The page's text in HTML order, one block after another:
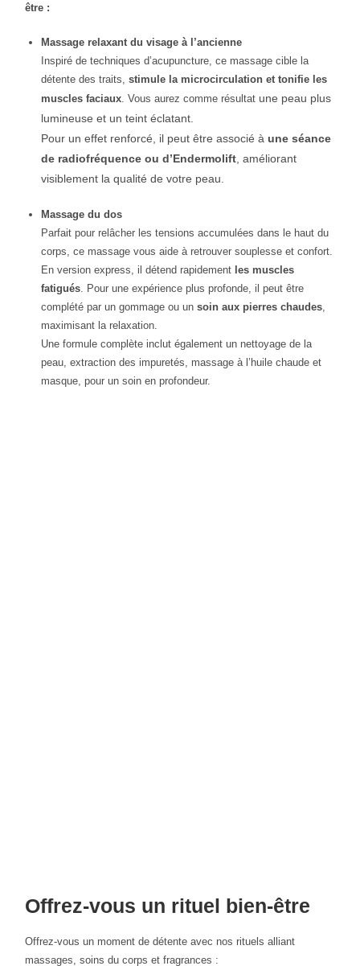
être :
Massage relaxant du visage à l’ancienne
Inspiré de techniques d’acupuncture, ce massage cible la
détente des traits,stimule la microcirculation et tonifie les
muscles faciaux . Vous aurez comme résultat une peau plus
lumineuse et un teint éclatant.
Pour un effet renforcé, il peut être associé à une séance
de radiofréquence ou d’Endermolift , améliorant
visiblement la qualité de votre peau.
Massage du dos
Parfait pour relâcher les tensions accumulées dans le haut du
corps, ce massage vous aide à retrouver souplesse et confort.
En version express, il détend rapidement les muscles
fatigués . Pour une expérience plus profonde, il peut être
complété par un gommage ou unsoin aux pierres chaudes
maximisant la relaxation.
Une formule complète inclut également un nettoyage de la
peau, extraction des impuretés, massage à l’huile chaude et
masque, pour un soin en profondeur.
Offrez-vous un rituel bien-être
Offrez-vous un moment de détente avec nos rituels alliant
massages, soins du corps et fragrances :